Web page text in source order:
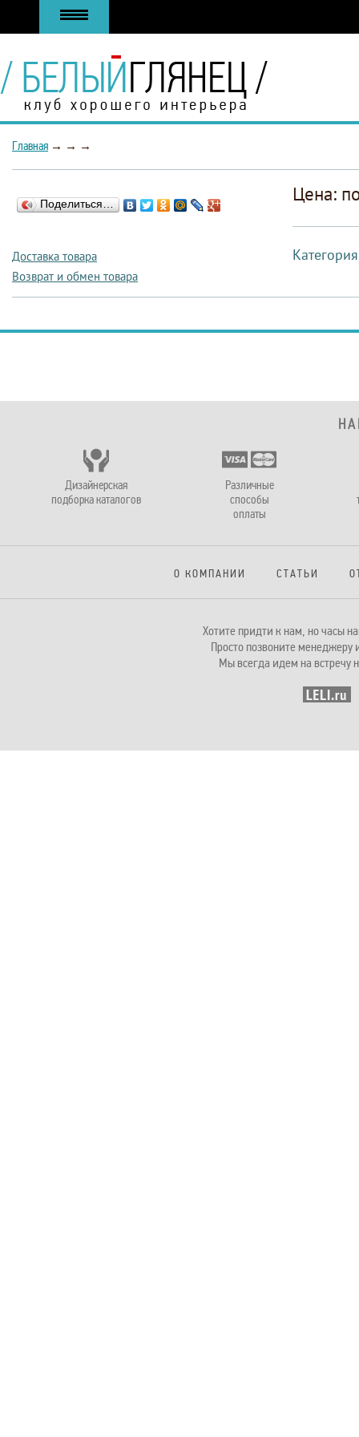
Главная → → →
Поделиться…
Доставка товара
Возврат и обмен товара
Цена:
Дизайнерская
подборка каталогов
Различные
способы
оплаты
О КОМПАНИИ СТАТЬИ
Хотите придти к нам, но часы
Просто позвоните менеджеру
Мы всегда идем на встречу